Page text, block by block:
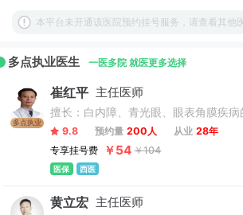
研发平台21个，浦东新区高峰高原学科6个
导师185名，拥有中国科学院院士、长江学
人才等国家高层次人才105人次，国家和上
主任委员、理事长等学术团体任职人员125
CT、DSA 于一体的复合手术室、PET-MR、
射放疗系统、手术机器人等国际先进的大型
本平台未开通该医院预约挂号服务，请查看其他
多点执业医生 一医多院 就医更多选择
多点执业
崔红平 主任医师
擅长：白内障、青光眼、眼表角膜疾病
9.8 预约量 200人 从业 28年
专享挂号费
￥54 ￥104
医保 西医
黄立宏 主任医师